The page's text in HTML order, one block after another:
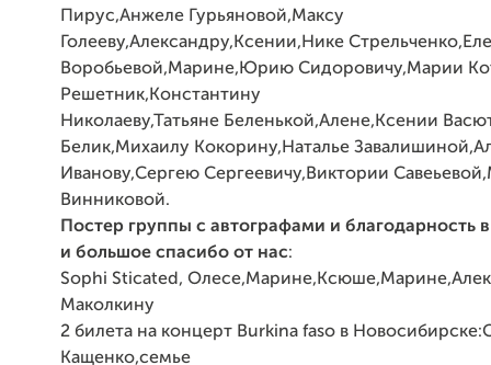
Пирус,Анжеле Гурьяновой,Максу
Голееву,Александру,Ксении,Нике
Воробьевой,Марине,Юрию Сидоровичу,Марии
Решетник,Константину
Николаеву,Татьяне Беленькой,Алене,Ксении
Белик,Михаилу Кокорину,Наталье
Иванову,Сергею Сергеевичу,Виктории
Винниковой.
Постер группы с автографами и благодарность
и большое спасибо от нас:
Sophi Sticated,
Маколкину
2 билета на концерт Burkina faso в Новосибирске:
Кащенко,семье